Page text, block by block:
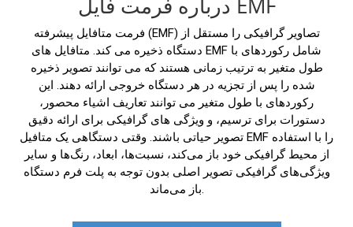
درباره فرمت فایل EMF
فرمت متافایل پیشرفته (EMF) تصاویر گرافیکی را مستقل از
دستگاه ذخیره می کند. متافایل های EMF شامل رکوردهای با
طول متغیر به ترتیب زمانی هستند که می توانند تصویر ذخیره
شده را پس از تجزیه در هر دستگاه خروجی ارائه دهند. این
رکوردهای با طول متغیر می توانند تعاریف اشیاء محصور،
دستورات برای ترسیم، و ویژگی های گرافیکی برای ارائه دقیق
تصویر حیاتی باشند. وقتی دستگاهی یک متافیل EMF را با استفاده
از محیط گرافیکی خود باز می‌کند، نسبت‌ها، ابعاد، رنگ‌ها و سایر
ویژگی‌های گرافیکی تصویر اصلی بدون توجه به پلت فرم دستگاه
باز می‌ماند.